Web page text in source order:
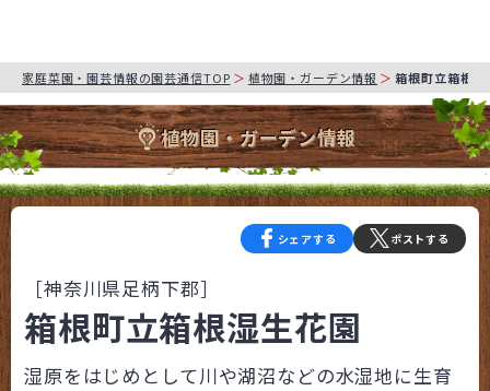
家庭菜園・園芸情報の園芸通信TOP 植物園・ガーデン情報 箱根町立箱根湿
植物園・ガーデン情報
シェアする ポストする
［神奈川県足柄下郡］
箱根町立箱根湿生花園
湿原をはじめとして川や湖沼などの水湿地に生育